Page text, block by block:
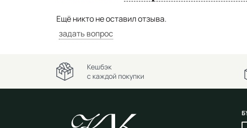
Ещё никто не оставил отзыва.
задать вопрос
Кешбэк
с каждой покупки